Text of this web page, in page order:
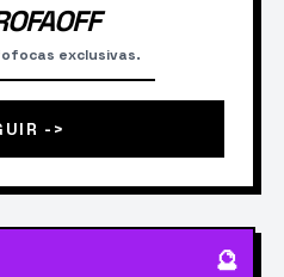
exclusivas.
->
🔮